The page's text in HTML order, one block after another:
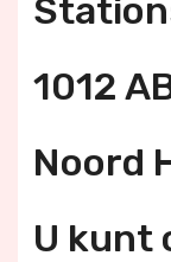
1012
Noord
U kunt